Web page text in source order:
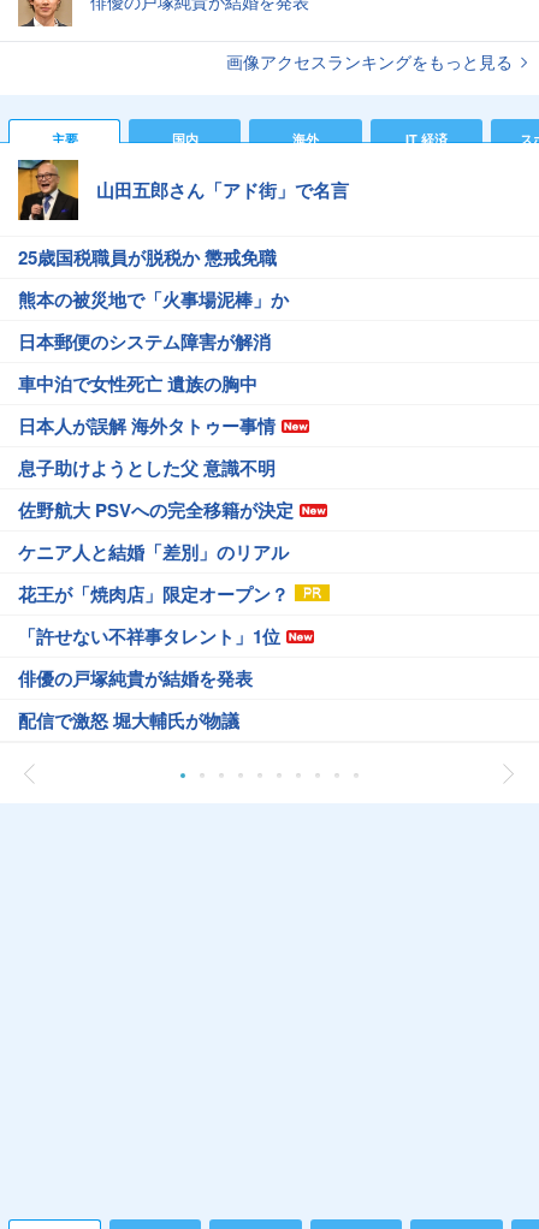
画像アクセスランキングをもっと見る
主要 国内 海外 IT 経済 ス
山田五郎さん「アド街」で名言
25歳国税職員が脱税か 懲戒免職
熊本の被災地で「火事場泥棒」か
日本郵便のシステム障害が解消
車中泊で女性死亡 遺族の胸中
日本人が誤解 海外タトゥー事情
息子助けようとした父 意識不明
佐野航大 PSVへの完全移籍が決定
ケニア人と結婚「差別」のリアル
花王が「焼肉店」限定オープン？
「許せない不祥事タレント」1位
俳優の戸塚純貴が結婚を発表
配信で激怒 堀大輔氏が物議